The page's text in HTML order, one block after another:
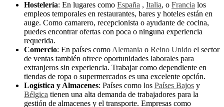
Hostelería: En lugares como España , Italia, o Francia los
empleos temporales en restaurantes, bares y hoteles están en
auge. Como camarero, recepcionista o ayudante de cocina,
puedes encontrar ofertas con poca o ninguna experiencia
requerida.
Comercio: En países como Alemania o Reino Unido el sector
de ventas también ofrece oportunidades laborales para
extranjeros sin experiencia. Trabajar como dependiente en
tiendas de ropa o supermercados es una excelente opción.
Logística y Almacenes: Países como los Países Bajos y
Bélgica tienen una alta demanda de trabajadores para la
gestión de almacenes y el transporte. Empresas como